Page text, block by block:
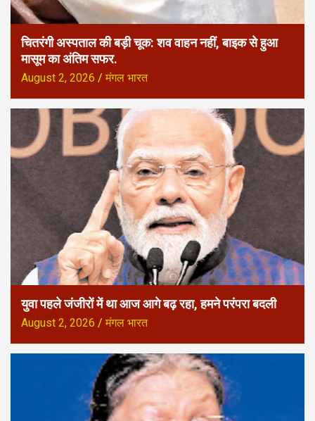
चितरंगी अस्पताल की बड़ी चूक: शव वाहन नहीं, बाइक से हुआ
मासूम का अंतिम सफर.
August 2, 2026 मंगल भारत
युवा पहले जंजीरों में था आज आगे बढ़ रहा, हमने परंपरा बदली
August 2, 2026 मंगल भारत